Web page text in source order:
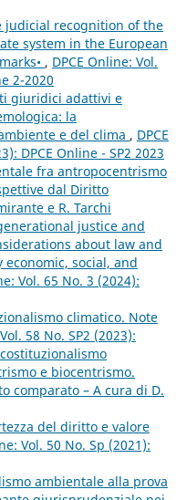
judicial recognition of the
system in the European
, DPCE Online: Vol.
2-2020
giuridici adattivi e
la
e del clima , DPCE
DPCE Online - SP2 2023
fra antropocentrismo
dal Diritto
e R. Tarchi
justice and
about law and
social, and
Vol. 65 No. 3 (2024):
climatico. Note
58 No. SP2 (2023):
costituzionalismo
e biocentrismo.
comparato – A cura di D.
del diritto e valore
Vol. 50 No. Sp (2021):
ambientale alla prova